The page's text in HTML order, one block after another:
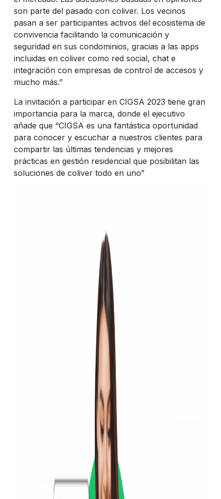
son parte del pasado con coliver. Los vecinos
pasan a ser participantes activos del ecosistema de
convivencia facilitando la comunicación y
seguridad en sus condominios, gracias a las apps
incluidas en coliver como red social, chat e
integración con empresas de control de accesos y
mucho más.”
La invitación a participar en CIGSA 2023 tiene gran
importancia para la marca, donde el ejecutivo
añade que “CIGSA es una fantástica oportunidad
para conocer y escuchar a nuestros clientes para
compartir las últimas tendencias y mejores
prácticas en gestión residencial que posibilitan las
soluciones de coliver todo en uno”